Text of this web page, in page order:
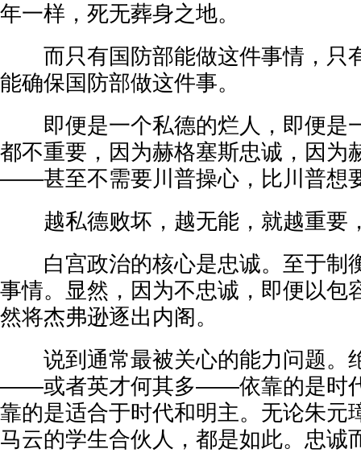
年一样，死无葬身之地。
而只有国防部能做这件事情，只
能确保国防部做这件事。
即便是一个私德的烂人，即便是
都不重要，因为赫格塞斯忠诚，因为
——甚至不需要川普操心，比川普想
越私德败坏，越无能，就越重要
白宫政治的核心是忠诚。至于制
事情。显然，因为不忠诚，即便以包
然将杰弗逊逐出内阁。
说到通常最被关心的能力问题。
——或者英才何其多——依靠的是时
靠的是适合于时代和明主。无论朱元
马云的学生合伙人，都是如此。忠诚